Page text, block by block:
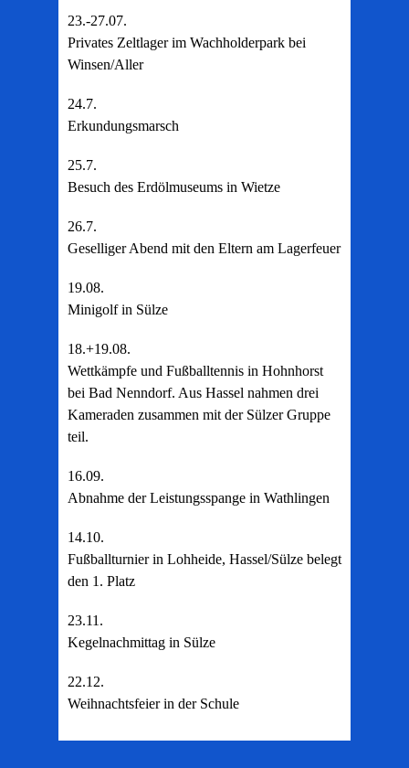
23.-27.07.
Privates Zeltlager im Wachholderpark bei
Winsen/Aller
24.7.
Erkundungsmarsch
25.7.
Besuch des Erdölmuseums in Wietze
26.7.
Geselliger Abend mit den Eltern am Lagerfeuer
19.08.
Minigolf in Sülze
18.+19.08.
Wettkämpfe und Fußballtennis in Hohnhorst
bei Bad Nenndorf. Aus Hassel nahmen drei
Kameraden zusammen mit der Sülzer Gruppe
teil.
16.09.
Abnahme der Leistungsspange in Wathlingen
14.10.
Fußballturnier in Lohheide, Hassel/Sülze belegt
den 1. Platz
23.11.
Kegelnachmittag in Sülze
22.12.
Weihnachtsfeier in der Schule